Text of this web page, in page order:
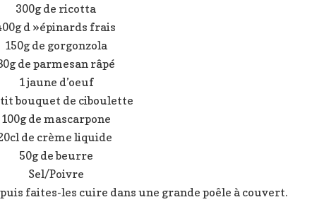
300g de ricotta
d »épinards frais
150g de gorgonzola
de parmesan râpé
1 jaune d’oeuf
bouquet de ciboulette
100g de mascarpone
de crème liquide
50g de beurre
Sel/Poivre
faites-les cuire dans une grande poêle à couvert.